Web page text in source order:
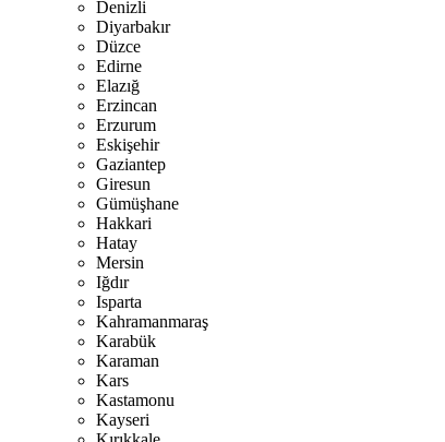
Denizli
Diyarbakır
Düzce
Edirne
Elazığ
Erzincan
Erzurum
Eskişehir
Gaziantep
Giresun
Gümüşhane
Hakkari
Hatay
Mersin
Iğdır
Isparta
Kahramanmaraş
Karabük
Karaman
Kars
Kastamonu
Kayseri